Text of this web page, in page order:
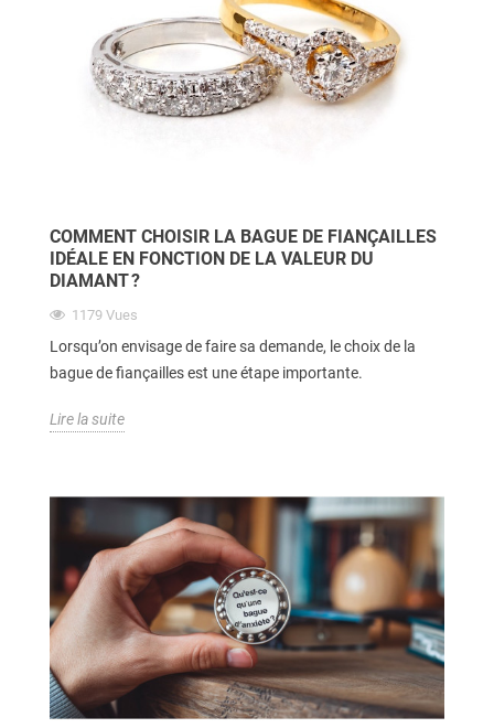
COMMENT CHOISIR LA BAGUE DE FIANÇAILLES
IDÉALE EN FONCTION DE LA VALEUR DU
DIAMANT ?
1179 Vues
Lorsqu’on envisage de faire sa demande, le choix de la
bague de fiançailles est une étape importante.
Lire la suite